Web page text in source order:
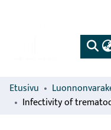
Etusivu